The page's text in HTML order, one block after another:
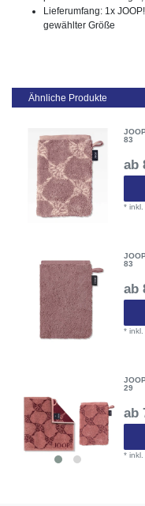
Lieferumfang: 1x
gewählter Größe
Ähnliche Produkte
83
ab
*inkl.
83
ab
*inkl.
29
ab
*inkl.